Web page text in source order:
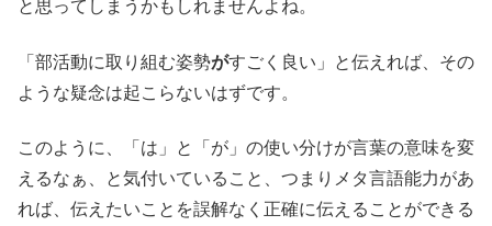
と思ってしまうかもしれませんよね。
「部活動に取り組む姿勢がすごく良い」と伝えれば、その
ような疑念は起こらないはずです。
このように、「は」と「が」の使い分けが言葉の意味を変
えるなぁ、と気付いていること、つまりメタ言語能力があ
れば、伝えたいことを誤解なく正確に伝えることができる